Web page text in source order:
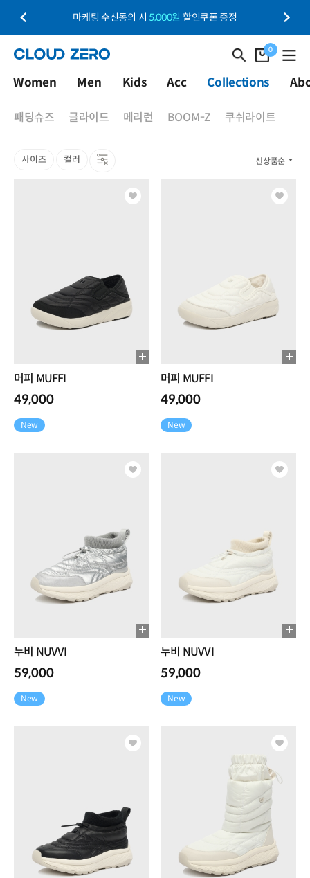
회원가입 시 10,000원할인쿠폰 증정
0
Women Men Kids Acc Collections
패딩슈즈 글라이드 메리런 BOOM-Z 쿠쉬라이트
사이즈 컬러 신상품순
머피 MUFFI
49,000
New
머피 MUFFI
49,000
New
누비 NUVVI
59,000
New
누비 NUVVI
59,000
New